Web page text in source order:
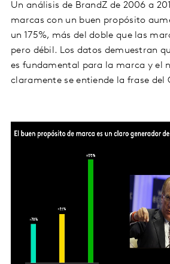
Un análisis de BrandZ de 2006 a
marcas con un buen propósito
un 175%, más del doble que las
pero débil. Los datos demuestran
es fundamental para la marca y el
claramente se entiende la frase del